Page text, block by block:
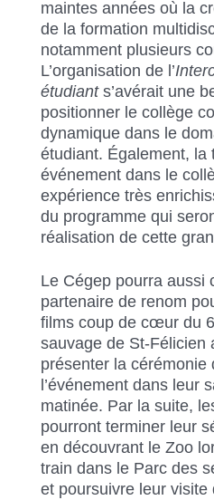
maintes années où la
de la formation
notamment plusieurs
L’organisation de l’
étudiant s’avérait une
positionner le collège
dynamique dans le
étudiant. Également, la
événement dans le
expérience très
du programme qui
réalisation de cette
Le Cégep pourra aussi
partenaire de renom
films coup de cœur du
sauvage de St-Félicien
présenter la cérémonie
l’événement dans leur
matinée. Par la suite,
pourront terminer leur
en découvrant le Zoo
train dans le Parc des
et poursuivre leur visite